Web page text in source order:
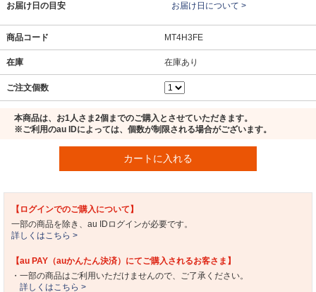
お届け日の目安 お届け日について >
商品コード MT4H3FE
在庫 在庫あり
ご注文個数
本商品は、お1人さま2個までのご購入とさせていただきます。
※ご利用のau IDによっては、個数が制限される場合がございます。
カートに入れる
【ログインでのご購入について】
一部の商品を除き、au IDログインが必要です。
詳しくはこちら >
【au PAY（auかんたん決済）にてご購入されるお客さま】
・一部の商品はご利用いただけませんので、ご了承ください。
詳しくはこちら >